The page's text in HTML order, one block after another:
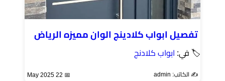
تفصيل ابواب كلادينج الوان مميزه الرياض
🏷 في: ابواب كلادنج
✍️ الكاتب: admin 📅 22 May 2025